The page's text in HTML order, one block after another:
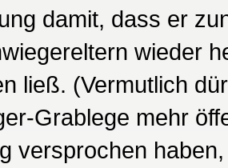
damit, dass er
wieder
ließ. (Vermutlich
Grablege mehr
versprochen